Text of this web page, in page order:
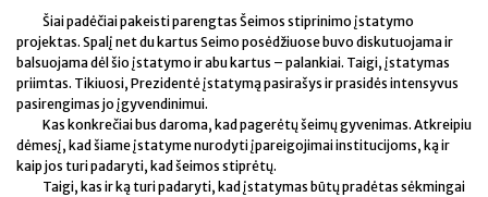
Šiai padėčiai pakeisti parengtas Šeimos stiprinimo įstatymo
projektas. Spalį net du kartus Seimo posėdžiuose buvo diskutuojama ir
balsuojama dėl šio įstatymo ir abu kartus – palankiai. Taigi, įstatymas
priimtas. Tikiuosi, Prezidentė įstatymą pasirašys ir prasidės intensyvus
pasirengimas jo įgyvendinimui.
Kas konkrečiai bus daroma, kad pagerėtų šeimų gyvenimas. Atkreipiu
dėmesį, kad šiame įstatyme nurodyti įpareigojimai institucijoms, ką ir
kaip jos turi padaryti, kad šeimos stiprėtų.
Taigi, kas ir ką turi padaryti, kad įstatymas būtų pradėtas sėkmingai